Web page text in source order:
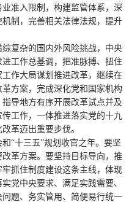
准入限制，构建监管体系，深
制，完善相关法律法规，提升
复杂的国内外风险挑战，中央
工作总基调，把准脉搏、扭住
作大局谋划推进改革，继续在
方案，完成深化党和国家机构
导地方有序开展改革试点并及
工作，一体推进落实党的十九
革迈出重要步伐。
“十三五”规划收官之年。要坚
革方案。要坚持目标导向，推
抓住制度建设这条主线，体现
党中央要求、满足实践需要、
题、务实管用、简便易行统一